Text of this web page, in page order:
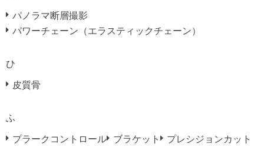
パノラマ断層撮影
パワーチェーン（エラスティックチェーン）
ひ
皮質骨
ふ
プラークコントロール ブラケット プレシジョンカット